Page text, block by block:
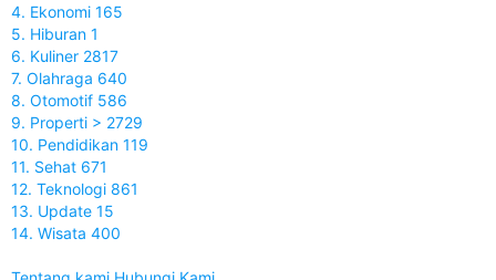
4. Ekonomi 165
5. Hiburan 1
6. Kuliner 2817
7. Olahraga 640
8. Otomotif 586
9. Properti > 2729
10. Pendidikan 119
11. Sehat 671
12. Teknologi 861
13. Update 15
14. Wisata 400